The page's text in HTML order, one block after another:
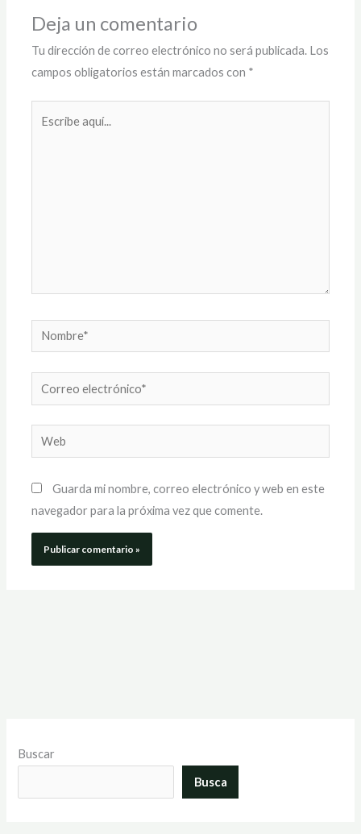
Deja un comentario
Tu dirección de correo electrónico no será publicada. Los
campos obligatorios están marcados con *
Nombre*
Correo
electrónico*
Web
Guarda mi nombre, correo electrónico y web en este
navegador para la próxima vez que comente.
Buscar
Busca